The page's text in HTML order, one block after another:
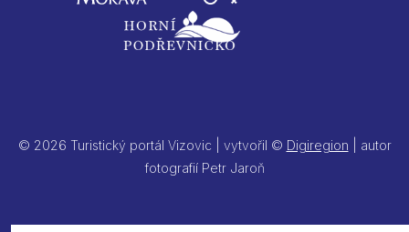
© 2026 Turistický portál Vizovic | vytvořil © Digiregion | autor
fotografií Petr Jaroň